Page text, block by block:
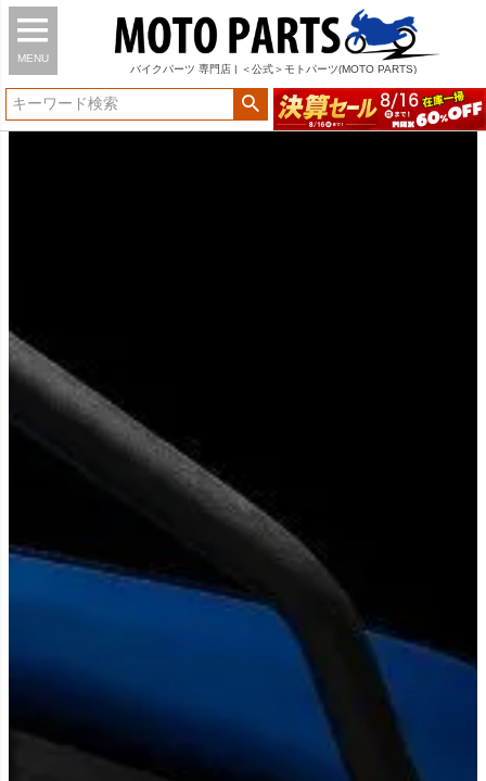
MENU
バイク パーツ 専門店 | ＜公式＞モトパーツ(MOTO PARTS)